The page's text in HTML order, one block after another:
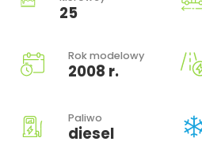
25
Rok modelowy
2008 r.
Paliwo
diesel